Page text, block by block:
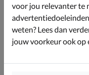
Specificaties
Over Teva
Bekijk meer
voor jou relevanter te
weten? Lees dan
jouw voorkeur ook op